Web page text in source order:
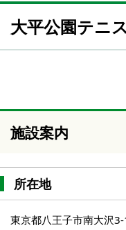
大平公園テニ
施設案内
所在地
東京都八王子市南大沢3-